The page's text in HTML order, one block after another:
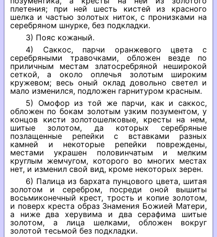
плетения; при ней шесть кистей из красного
шелка и частью золотых ниток, с пронизками на
серебряном шнурке, без подкладки.
3) Пояс кожаный.
4) Саккос, парчи оранжевого цвета с
серебряными травочками, обложен везде по
приличным местам златосребряной неширокой
сеткой, а около оплечья золотым широким
кружевом; весь оный оклад довольно светел и
мало изменился, подложен гарнитуром красным.
5) Омофор из той же парчи, как и саккос,
обложен по бокам золотым узким позументом, у
концов кисти золотошелковые, кресты на нем,
шитые золотом, да которых серебряные
позлащенные репейки с вставками разных
камней и некоторые репейки повреждены,
местами украшен половинчатым и мелким
круглым жемчугом, которого во многих местах
нет, и изменил свой вид, кроме некоторых зерен.
6) Палица из бархата пунцового цвета, шитая
золотом и серебром, посреди оной вышиты
восьмиконечный крест, трость и копие золотом,
и поверх креста образ Знамения Божией Матери,
а ниже два херувима и два серафима шитые
золотом, а лица шелками, обложен вокруг
золотой тесьмой без подкладки.